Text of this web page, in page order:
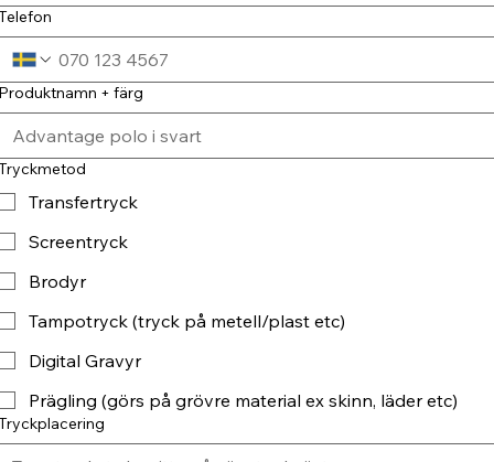
+ färg
Transfertryck
Screentryck
Brodyr
Tampotryck (tryck på metell/plast etc)
Digital Gravyr
Prägling (görs på grövre material ex skinn, läder etc)